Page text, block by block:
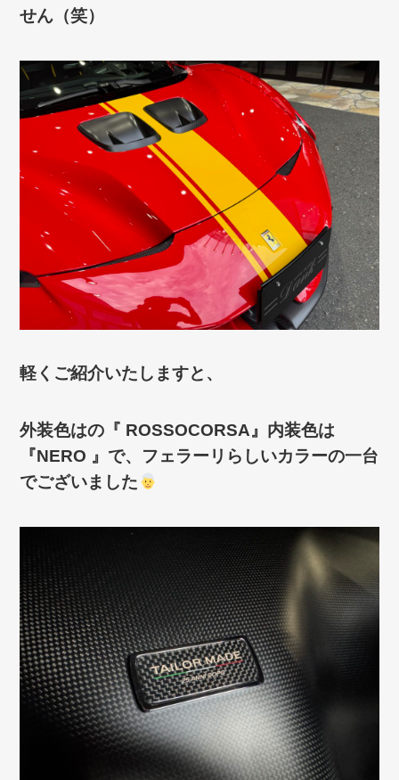
せん（笑）
軽くご紹介いたしますと、
外装色はの『 ROSSOCORSA』内装色は
『NERO 』で、フェラーリらしいカラーの一台
でございました